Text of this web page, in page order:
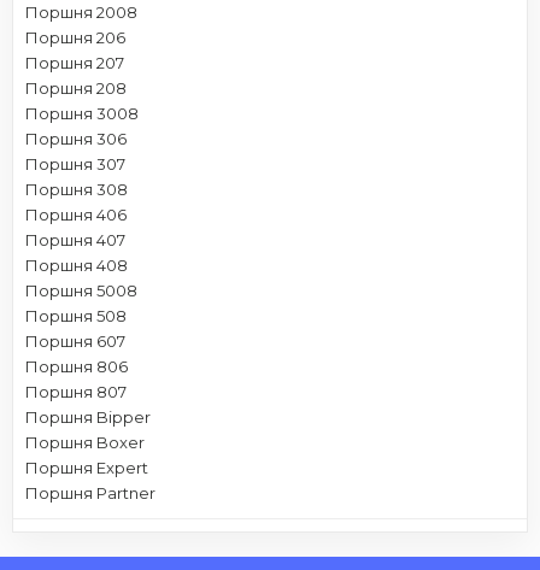
Поршня 2008
Поршня 206
Поршня 207
Поршня 208
Поршня 3008
Поршня 306
Поршня 307
Поршня 308
Поршня 406
Поршня 407
Поршня 408
Поршня 5008
Поршня 508
Поршня 607
Поршня 806
Поршня 807
Поршня Bipper
Поршня Boxer
Поршня Expert
Поршня Partner